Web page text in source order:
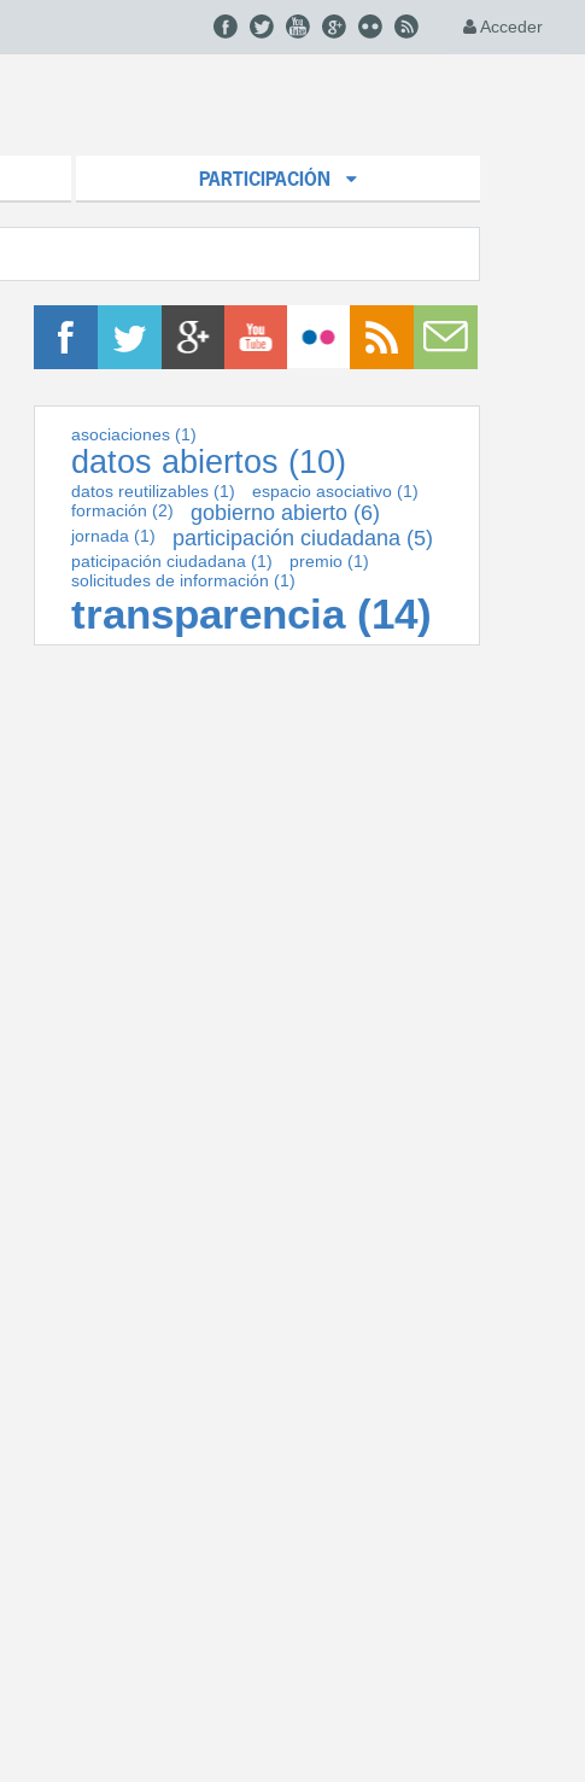
Acceder
PARTICIPACIÓN
asociaciones(1)
datos abiertos (10)
datos reutilizables(1) espacio asociativo(1)
formación (2) gobierno abierto(6)
jornada (1) participación ciudadana(5)
paticipación ciudadana (1) premio(1)
solicitudes de información (1)
transparencia(14)